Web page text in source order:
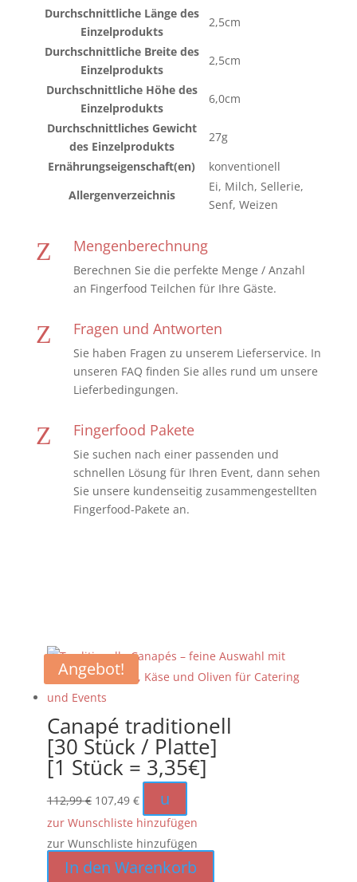
Durchschnittliche Länge des
Einzelprodukts
2,5cm
Durchschnittliche Breite des
Einzelprodukts
2,5cm
Durchschnittliche Höhe des
Einzelprodukts
6,0cm
Durchschnittliches Gewicht
des Einzelprodukts
27g
Ernährungseigenschaft(en)
konventionell
Allergenverzeichnis
Ei, Milch, Sellerie,
Senf, Weizen
Z Mengenberechnung
Berechnen Sie die perfekte Menge / Anzahl
an Fingerfood Teilchen für Ihre Gäste.
Z Fragen und Antworten
Sie haben Fragen zu unserem Lieferservice. In
unseren FAQ finden Sie alles rund um unsere
Lieferbedingungen.
Z Fingerfood Pakete
Sie suchen nach einer passenden und
schnellen Lösung für Ihren Event, dann sehen
Sie unsere kundenseitig zusammengestellten
Fingerfood-Pakete an.
Angebot!
Canapé traditionell
[30 Stück / Platte]
[1 Stück = 3,35€]
112,99€ Ursprünglicher
Preis
war:
112,99 €
107,49 €Aktueller
Preis
ist:
107,49 €.
u
zur Wunschliste hinzufügen
zur Wunschliste hinzufügen
In den Warenkorb